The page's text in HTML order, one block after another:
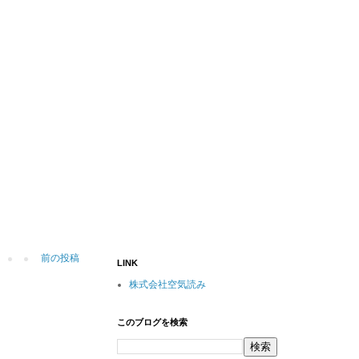
前の投稿 LINK
株式会社空気読み
このブログを検索